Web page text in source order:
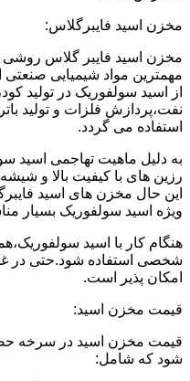
مخزن اسید فایبرگلاس:
مخزن اسید فایبر گلاس روشی
مهمترین مواد شیمیایی
از اسید سولفوریک در تولید
نفت،پردازش فلزات و تولید
استفاده می گردد.
به دلیل ماهیت تهاجمی اسید
رزین های با کیفیت بالا و
این حال مخزن های اسید
ویژه اسید سولفوریک بسیار
هنگام کار با اسید
شخصی استفاده شود.حتی در
امکان پذیر است.
قیمت مخزن اسید:
قیمت مخزن اسید در سرخه
شود که شامل: